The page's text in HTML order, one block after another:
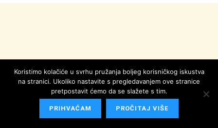
Koristimo kolačiće u svrhu pružanja boljeg korisničkog iskustva
na stranici. Ukoliko nastavite s pregledavanjem ove stranice
pretpostavit ćemo da se slažete s tim.
PRIHVAĆAM PROČITAJ VIŠE